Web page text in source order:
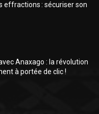
effractions : sécuriser son
Anaxago : la révolution
à portée de clic !